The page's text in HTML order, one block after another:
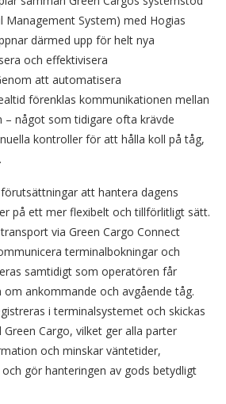
Management System) med Hogias
därmed upp för helt nya
och effektivisera
att automatisera
förenklas kommunikationen mellan
– något som tidigare ofta krävde
kontroller för att hålla koll på tåg,
att hantera dagens
på ett mer flexibelt och tillförlitligt sätt.
via Green Cargo Connect
terminalbokningar och
samtidigt som operatören får
ankommande och avgående tåg.
i terminalsystemet och skickas
Cargo, vilket ger alla parter
och minskar väntetider,
gör hanteringen av gods betydligt